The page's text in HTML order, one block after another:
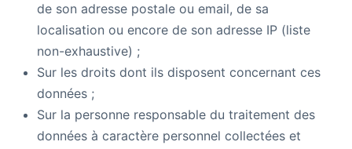
de son adresse postale ou email, de sa
localisation ou encore de son adresse IP (liste
non-exhaustive) ;
Sur les droits dont ils disposent concernant ces
données ;
Sur la personne responsable du traitement des
données à caractère personnel collectées et